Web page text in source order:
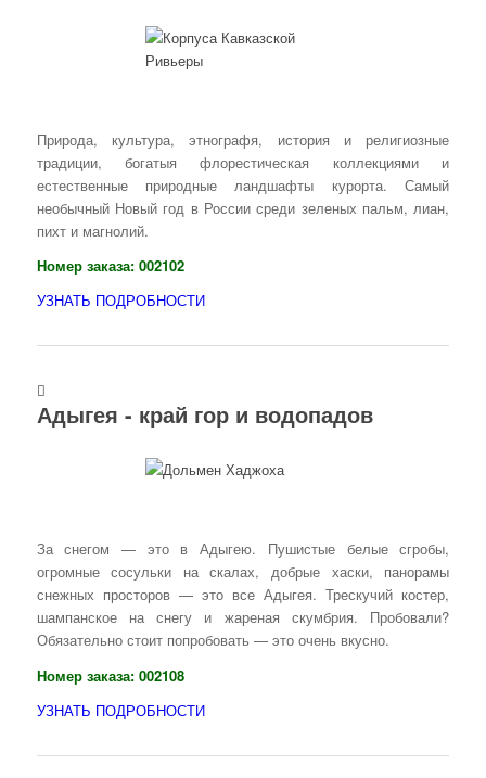
Природа, культура, этнографя, история и религиозные
традиции, богатыя флорестическая коллекциями и
естественные природные ландшафты курорта. Самый
необычный Новый год в России среди зеленых пальм, лиан,
пихт и магнолий.
Номер заказа: 002102
УЗНАТЬ ПОДРОБНОСТИ
Адыгея - край гор и водопадов
За снегом — это в Адыгею. Пушистые белые сгробы,
огромные сосульки на скалах, добрые хаски, панорамы
снежных просторов — это все Адыгея. Трескучий костер,
шампанское на снегу и жареная скумбрия. Пробовали?
Обязательно стоит попробовать — это очень вкусно.
Номер заказа: 002108
УЗНАТЬ ПОДРОБНОСТИ